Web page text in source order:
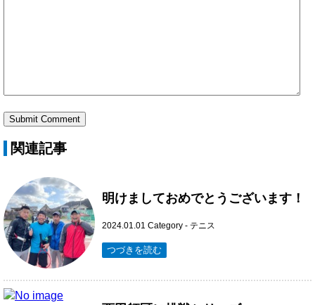
関連記事
明けましておめでとうございます！
2024.01.01 Category - テニス
つづきを読む